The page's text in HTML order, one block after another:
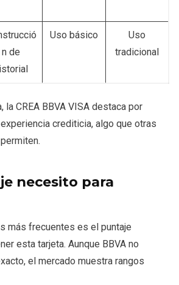
n de
Uso básico
Uso
tradicional
la CREA BBVA VISA destaca por
crediticia, algo que otras
necesito para
más frecuentes es el puntaje
esta tarjeta. Aunque BBVA no
el mercado muestra rangos